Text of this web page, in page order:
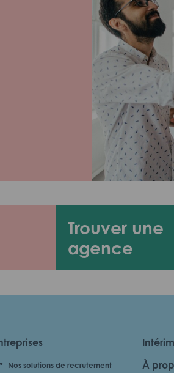
Trouver une
agence
Nos solutions de recrutement
À